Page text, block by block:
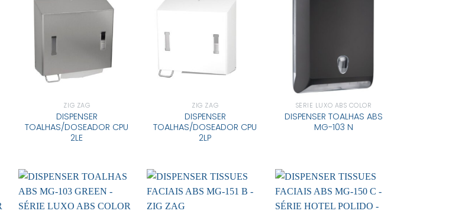
ZIG ZAG
DISPENSER
TOALHAS/DOSEADOR CPU
2LE
ZIG ZAG
DISPENSER
TOALHAS/DOSEADOR CPU
2LP
SÉRIE LUXO ABS COLOR
DISPENSER TOALHAS ABS
MG-103 N